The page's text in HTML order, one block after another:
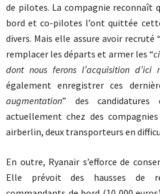
de pilotes. La compagnie reconnaît
bord et co-pilotes l’ont quittée
divers. Mais elle assure avoir recruté
remplacer les départs et armer les “
dont nous ferons l’acquisition d’ici
également enregistrer ces
augmentation” des
actuellement chez des
airberlin, deux transporteurs en
En outre, Ryanair s’efforce de
Elle prévoit des hausses de